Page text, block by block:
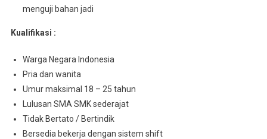
menguji bahan jadi
Kualifikasi :
Warga Negara Indonesia
Pria dan wanita
Umur maksimal 18 – 25 tahun
Lulusan SMA SMK sederajat
Tidak Bertato / Bertindik
Bersedia bekerja dengan sistem shift